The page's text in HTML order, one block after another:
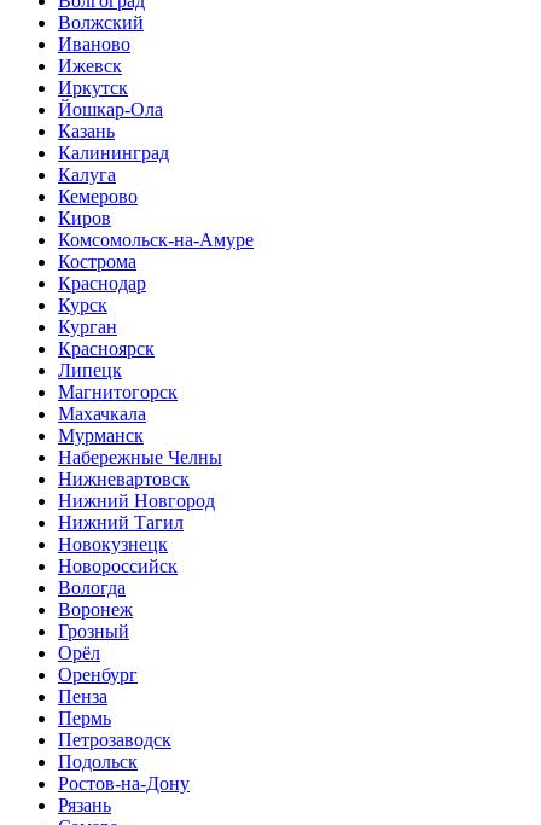
Волжский
Иваново
Ижевск
Иркутск
Йошкар-Ола
Казань
Калининград
Калуга
Кемерово
Киров
Комсомольск-на-Амуре
Кострома
Краснодар
Курск
Курган
Красноярск
Липецк
Магнитогорск
Махачкала
Мурманск
Набережные Челны
Нижневартовск
Нижний Новгород
Нижний Тагил
Новокузнецк
Новороссийск
Вологда
Воронеж
Грозный
Орёл
Оренбург
Пенза
Пермь
Петрозаводск
Подольск
Ростов-на-Дону
Рязань